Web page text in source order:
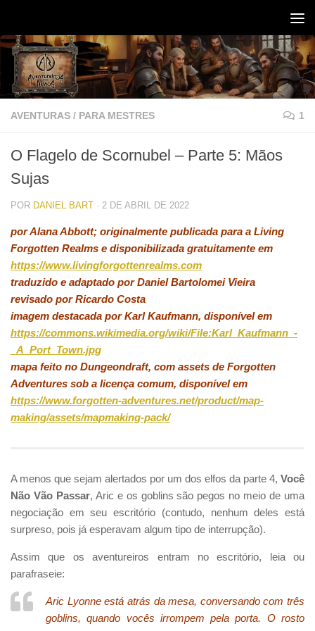
AVENTURAS / PARA MESTRES 1
O Flagelo de Scornubel – Parte 5: Mãos
Sujas
POR DANIEL BART · 2 DE ABRIL DE 2022
por Alana Abbott; originalmente publicada para a Living
Forgotten Realms e disponibilizada gratuitamente em
https://www.livingforgottenrealms.com
traduzido e adaptado por Daniel Bartolomei Vieira
revisado por Ricardo Costa
imagem destacada por Karl Kaufmann, disponível em
https://commons.wikimedia.org/wiki/File:Karl_Kaufmann_-
_A_Port_Town.jpg
mapa feito no Dungeondraft, com assets de Forgotten
Adventures sob a licença comum, disponível em
https://www.forgotten-adventures.net/product/map-
making/assets/mapmaking-pack/
A menos que sejam alertados por um dos elfos da parte 4, Você
Não Vão Passar, Aric e os goblins são pegos no meio de uma
negociação em seu escritório (contudo, nenhum deles está
surpreso, pois já esperavam algum tipo de interrupção).
Assim que os aventureiros entram no escritório, leia ou
parafraseie:
Aric Lyonne está atrás da mesa, conversando com três
goblins, quando vocês irrompem pela porta. O rosto